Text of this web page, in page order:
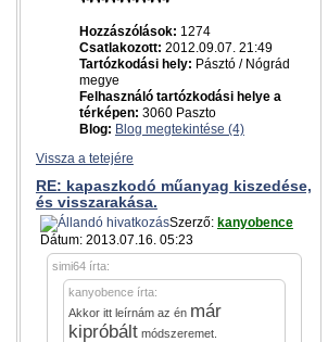
Hozzászólások: 1274
Csatlakozott: 2012.09.07. 21:49
Tartózkodási hely: Pásztó / Nógrád
megye
Felhasználó tartózkodási helye a
térképen: 3060 Paszto
Blog: Blog megtekintése (4)
Vissza a tetejére
RE: kapaszkodó műanyag kiszedése,
és visszarakása.
Szerző: kanyobence
Dátum: 2013.07.16. 05:23
simi64 írta:
kanyobence írta:
Akkor itt leírnám az én már
kipróbáltmódszeremet.